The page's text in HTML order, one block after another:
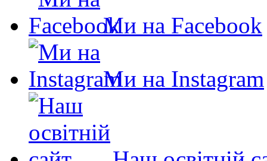
Ми на Facebook
Ми на Instagram